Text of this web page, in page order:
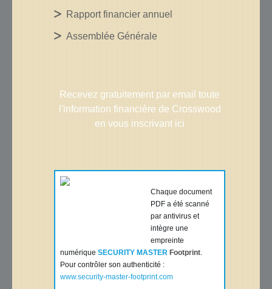
Rapport financier annuel
Assemblée Générale
Recevez gratuitement par email toute
l'information financière de Crosswood
en vous inscrivant ici
Chaque document
PDF a été scanné
par antivirus et
intègre une
empreinte
numérique SECURITY MASTER Footprint.
Pour contrôler son authenticité :
www.security-master-footprint.com